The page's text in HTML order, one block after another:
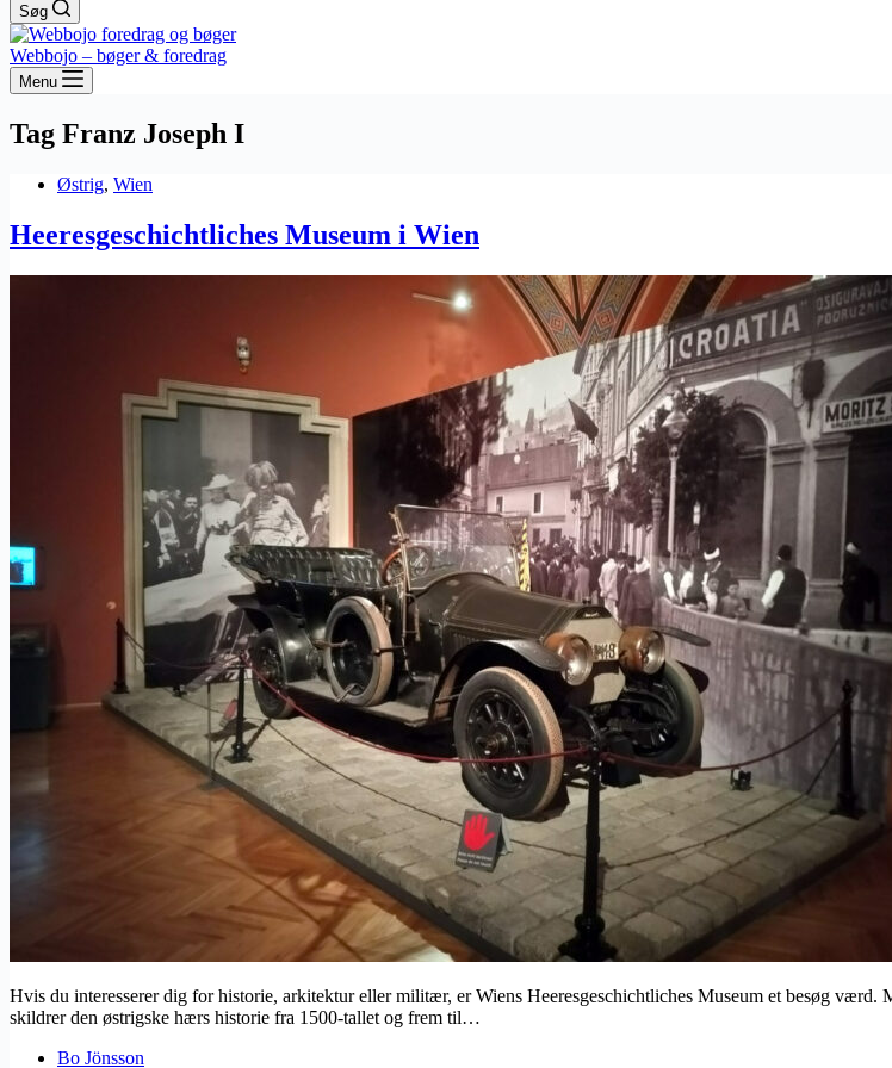
Søg
Webbojo – bøger & foredrag
Menu
Tag Franz Joseph I
Østrig, Wien
Heeresgeschichtliches Museum i Wien
Hvis du interesserer dig for historie, arkitektur eller militær, er Wiens Heeresgeschichtliches Museum et besøg
skildrer den østrigske hærs historie fra 1500-tallet og frem til…
Bo Jönsson